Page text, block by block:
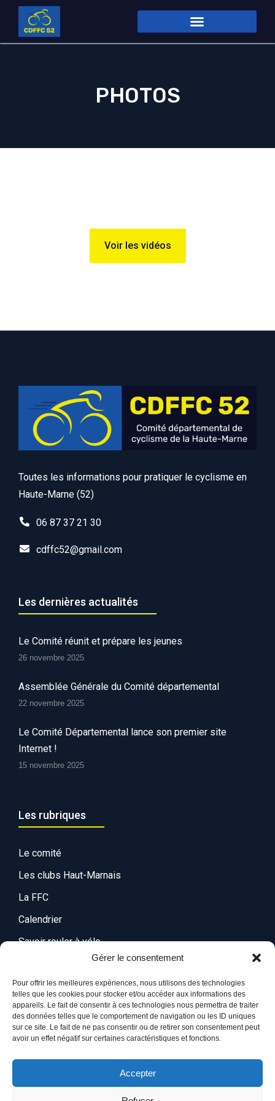
Gérer le consentement
Pour offrir les meilleures expériences, nous utilisons des technologies
telles que les cookies pour stocker et/ou accéder aux informations des
appareils. Le fait de consentir à ces technologies nous permettra de traiter
des données telles que le comportement de navigation ou les ID uniques
sur ce site. Le fait de ne pas consentir ou de retirer son consentement peut
avoir un effet négatif sur certaines caractéristiques et fonctions.
Accepter
PHOTOS
Voir les vidéos
Toutes les informations pour pratiquer le cyclisme en
Haute-Marne (52)
06 87 37 21 30
cdffc52@gmail.com
Les dernières actualités
Le Comité réunit et prépare les jeunes
26 novembre 2025
Assemblée Générale du Comité départemental
22 novembre 2025
Le Comité Départemental lance son premier site
Internet !
15 novembre 2025
Les rubriques
Le comité
Les clubs Haut-Marnais
La FFC
Calendrier
Savoir rouler à vélo
Lettre mensuelle du comité
© Comité départemental de cyclisme de Haute-Marne (52)
Politique de cookies Mentions légales